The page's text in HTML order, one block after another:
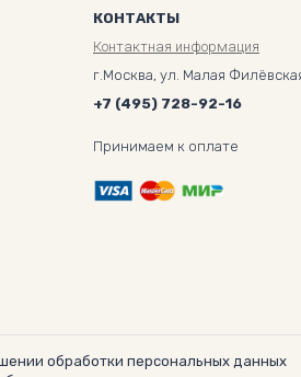
КОНТАКТЫ
Контактная информация
г.Москва, ул. Малая Филёвская
+7 (495) 728-92-16
Принимаем к оплате
обработки персональных данных